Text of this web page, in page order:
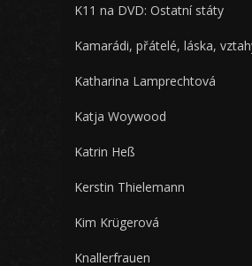
K11 na DVD: Ostatní státy
Kamarádi, přátelé, láska,
Katharina Lamprechtová
Katja Woywood
Katrin Heß
Kerstin Thielemann
Kim Krügerová
Knallerfrauen